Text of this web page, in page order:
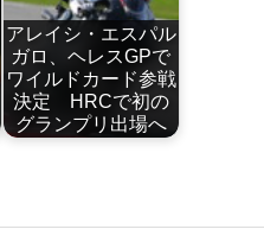
アレイシ・エスパル
ガロ、ヘレスGPで
ワイルドカード参戦
決定 HRCで初の
グランプリ出場へ